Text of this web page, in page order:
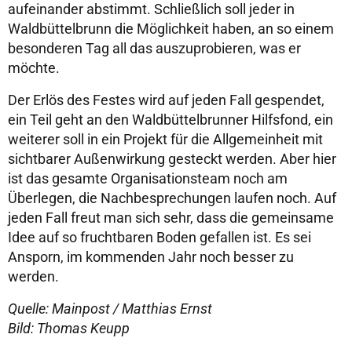
aufeinander abstimmt. Schließlich soll jeder in
Waldbüttelbrunn die Möglichkeit haben, an so einem
besonderen Tag all das auszuprobieren, was er
möchte.
Der Erlös des Festes wird auf jeden Fall gespendet,
ein Teil geht an den Waldbüttelbrunner Hilfsfond, ein
weiterer soll in ein Projekt für die Allgemeinheit mit
sichtbarer Außenwirkung gesteckt werden. Aber hier
ist das gesamte Organisationsteam noch am
Überlegen, die Nachbesprechungen laufen noch. Auf
jeden Fall freut man sich sehr, dass die gemeinsame
Idee auf so fruchtbaren Boden gefallen ist. Es sei
Ansporn, im kommenden Jahr noch besser zu
werden.
Quelle: Mainpost / Matthias Ernst
Bild: Thomas Keupp